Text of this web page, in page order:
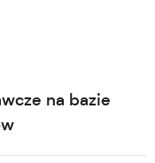
na bazie